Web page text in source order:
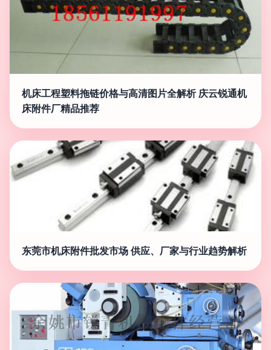
机床工程塑料拖链价格与高清图片全解析 庆云锐通机
床附件厂精品推荐
东莞市机床附件批发市场 供应、厂家与行业趋势解析